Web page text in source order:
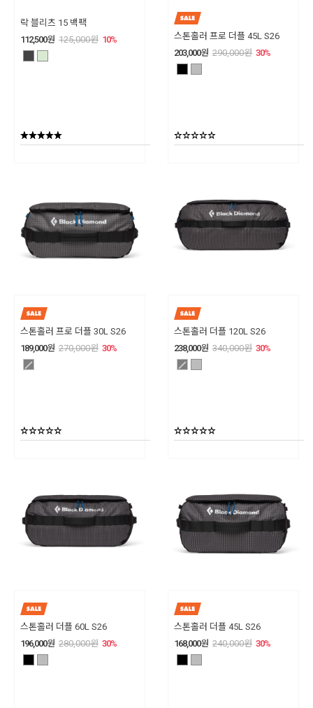
락 블리츠 15 백팩
112,500원 125,000원 10%
스톤홀러 프로 더플 45L S26
203,000원 290,000원 30%
스톤홀러 프로 더플 30L S26
189,000원 270,000원 30%
스톤홀러 더플 120L S26
238,000원 340,000원 30%
스톤홀러 더플 60L S26
196,000원 280,000원 30%
스톤홀러 더플 45L S26
168,000원 240,000원 30%